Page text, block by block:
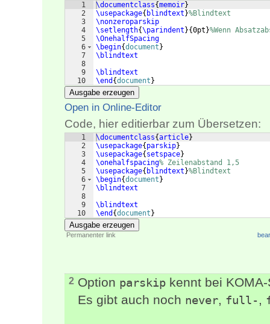
1
2
3
4
5
6
7
8
9
10
\documentclass{memoir}
\usepackage{ blindtext }%Blindtext
\nonzeroparskip
\setlength{\parindent }{0pt }%Wenn
\OnehalfSpacing
\begin{document }
\blindtext
\blindtext
\end {document }
Ausgabe erzeugen
Open in Online-Editor
Code, hier editierbar zum Übersetzen:
1
2
3
4
5
6
7
8
9
10
\documentclass{article}
\usepackage{ parskip}
\usepackage{ setspace}
\onehalfspacing% Zeilenabstand 1,5
\usepackage{ blindtext }%Blindtext
\begin{document }
\blindtext
\blindtext
\end {document }
Ausgabe erzeugen
Permanenter link
2 Option parskip kennt bei
Es gibt auch noch never, full-,